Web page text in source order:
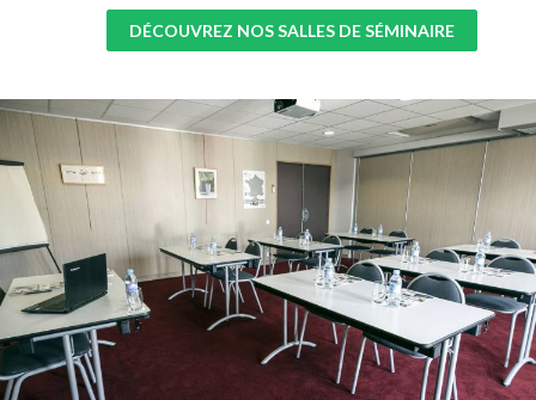
DÉCOUVREZ NOS SALLES DE SÉMINAIRE